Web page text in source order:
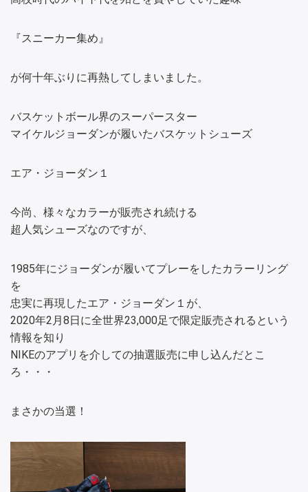
『スニーカー集め』
が何十年ぶりに再熱してしまいました。
バスケットボール界のスーパースター
マイケルジョーダンが履いたバスケットシューズ
エア・ジョーダン１
今尚、様々なカラーが販売され続ける
超人気シューズなのですが、
1985年にジョーダンが履いてプレーをしたカラーリング
を
忠実に再現したエア・ジョーダン１が、
2020年2月8日に全世界23,000足で限定販売されるという
情報を知り
NIKEのアプリを介しての抽選販売に申し込んだとこ
ろ・・・
まさかの当選！